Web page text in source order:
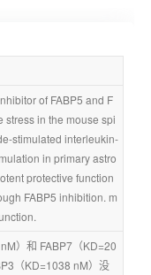
of FABP5 and F
stress in the mouse spi
stimulated interleukin-
in primary astro
protective function
FABP5 inhibition. m
）和 FABP7（KD=20
（KD=1038 nM）没